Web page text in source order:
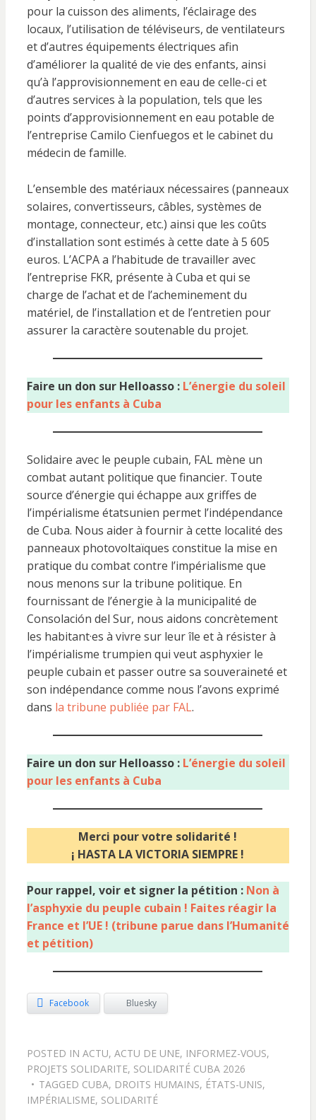
pour la cuisson des aliments, l’éclairage des
locaux, l’utilisation de téléviseurs, de ventilateurs
et d’autres équipements électriques afin
d’améliorer la qualité de vie des enfants, ainsi
qu’à l’approvisionnement en eau de celle-ci et
d’autres services à la population, tels que les
points d’approvisionnement en eau potable de
l’entreprise Camilo Cienfuegos et le cabinet du
médecin de famille.
L’ensemble des matériaux nécessaires (panneaux
solaires, convertisseurs, câbles, systèmes de
montage, connecteur, etc.) ainsi que les coûts
d’installation sont estimés à cette date à 5 605
euros. L’ACPA a l’habitude de travailler avec
l’entreprise FKR, présente à Cuba et qui se
charge de l’achat et de l’acheminement du
matériel, de l’installation et de l’entretien pour
assurer la caractère soutenable du projet.
Faire un don sur Helloasso : L’énergie du soleil
pour les enfants à Cuba
Solidaire avec le peuple cubain, FAL mène un
combat autant politique que financier. Toute
source d’énergie qui échappe aux griffes de
l’impérialisme étatsunien permet l’indépendance
de Cuba. Nous aider à fournir à cette localité des
panneaux photovoltaïques constitue la mise en
pratique du combat contre l’impérialisme que
nous menons sur la tribune politique. En
fournissant de l’énergie à la municipalité de
Consolación del Sur, nous aidons concrètement
les habitant·es à vivre sur leur île et à résister à
l’impérialisme trumpien qui veut asphyxier le
peuple cubain et passer outre sa souveraineté et
son indépendance comme nous l’avons exprimé
dans la tribune publiée par FAL.
Faire un don sur Helloasso : L’énergie du soleil
pour les enfants à Cuba
Merci pour votre solidarité !
¡ HASTA LA VICTORIA SIEMPRE !
Pour rappel, voir et signer la pétition : Non à
l’asphyxie du peuple cubain ! Faites réagir la
France et l’UE ! (tribune parue dans l’Humanité
et pétition)
Facebook Bluesky
POSTED IN ACTU, ACTU DE UNE, INFORMEZ-VOUS,
PROJETS SOLIDARITE, SOLIDARITÉ CUBA 2026
TAGGED CUBA, DROITS HUMAINS, ÉTATS-UNIS,
IMPÉRIALISME, SOLIDARITÉ